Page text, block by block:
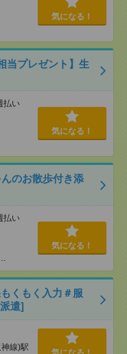
気になる！
当プレゼント】生
払い
気になる！
のお散歩付き添
払い
気になる！
くもく入力＃服
遣]
線)駅